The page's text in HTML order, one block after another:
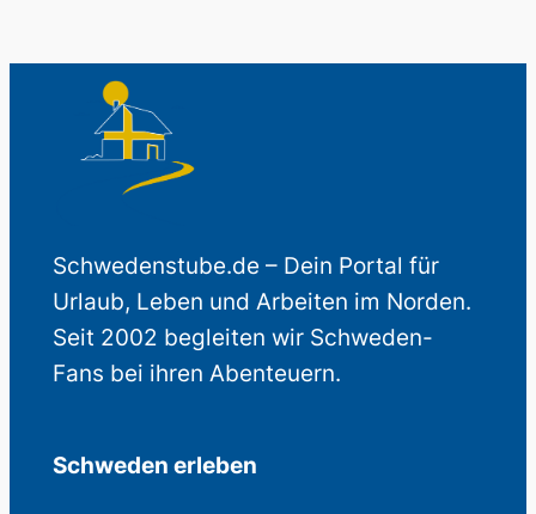
Schwedenstube.de – Dein Portal für
Urlaub, Leben und Arbeiten im Norden.
Seit 2002 begleiten wir Schweden-
Fans bei ihren Abenteuern.
Schweden erleben